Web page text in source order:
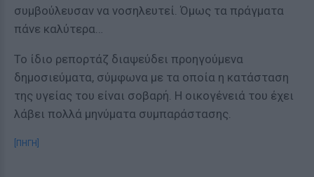
συμβούλευσαν να νοσηλευτεί. Όμως τα πράγματα
πάνε καλύτερα…
Το ίδιο ρεπορτάζ διαψεύδει προηγούμενα
δημοσιεύματα, σύμφωνα με τα οποία η κατάσταση
της υγείας του είναι σοβαρή. Η οικογένειά του έχει
λάβει πολλά μηνύματα συμπαράστασης.
[ΠΗΓΗ]